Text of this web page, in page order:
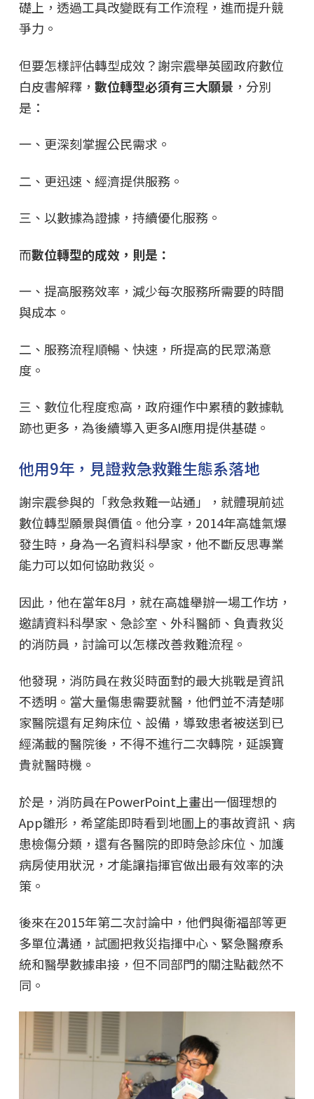
礎上，透過工具改變既有工作流程，進而提升競
爭力。
但要怎樣評估轉型成效？謝宗震舉英國政府數位
白皮書解釋， 數位轉型必須有三大願景 ，分別
是：
一、更深刻掌握公民需求。
二、更迅速、經濟提供服務。
三、以數據為證據，持續優化服務。
而數位轉型的成效，則是：
一、提高服務效率，減少每次服務所需要的時間
與成本。
二、服務流程順暢、快速，所提高的民眾滿意
度。
三、數位化程度愈高，政府運作中累積的數據軌
跡也更多，為後續導入更多AI應用提供基礎。
他用9年，見證救急救難生態系落地
謝宗震參與的「救急救難一站通」，就體現前述
數位轉型願景與價值。他分享，2014年高雄氣爆
發生時，身為一名資料科學家，他不斷反思專業
能力可以如何協助救災。
因此，他在當年8月，就在高雄舉辦一場工作坊，
邀請資料科學家、急診室、外科醫師、負責救災
的消防員，討論可以怎樣改善救難流程。
他發現，消防員在救災時面對的最大挑戰是資訊
不透明。當大量傷患需要就醫，他們並不清楚哪
家醫院還有足夠床位、設備，導致患者被送到已
經滿載的醫院後，不得不進行二次轉院，延誤寶
貴就醫時機。
於是，消防員在PowerPoint上畫出一個理想的
App雛形，希望能即時看到地圖上的事故資訊、病
患檢傷分類，還有各醫院的即時急診床位、加護
病房使用狀況，才能讓指揮官做出最有效率的決
策。
後來在2015年第二次討論中，他們與衛福部等更
多單位溝通，試圖把救災指揮中心、緊急醫療系
統和醫學數據串接，但不同部門的關注點截然不
同。